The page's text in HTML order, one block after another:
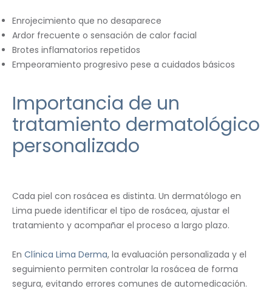
Enrojecimiento que no desaparece
Ardor frecuente o sensación de calor facial
Brotes inflamatorios repetidos
Empeoramiento progresivo pese a cuidados básicos
Importancia de un
tratamiento dermatológico
personalizado
Cada piel con rosácea es distinta. Un dermatólogo en
Lima puede identificar el tipo de rosácea, ajustar el
tratamiento y acompañar el proceso a largo plazo.
En Clínica Lima Derma, la evaluación personalizada y el
seguimiento permiten controlar la rosácea de forma
segura, evitando errores comunes de automedicación.